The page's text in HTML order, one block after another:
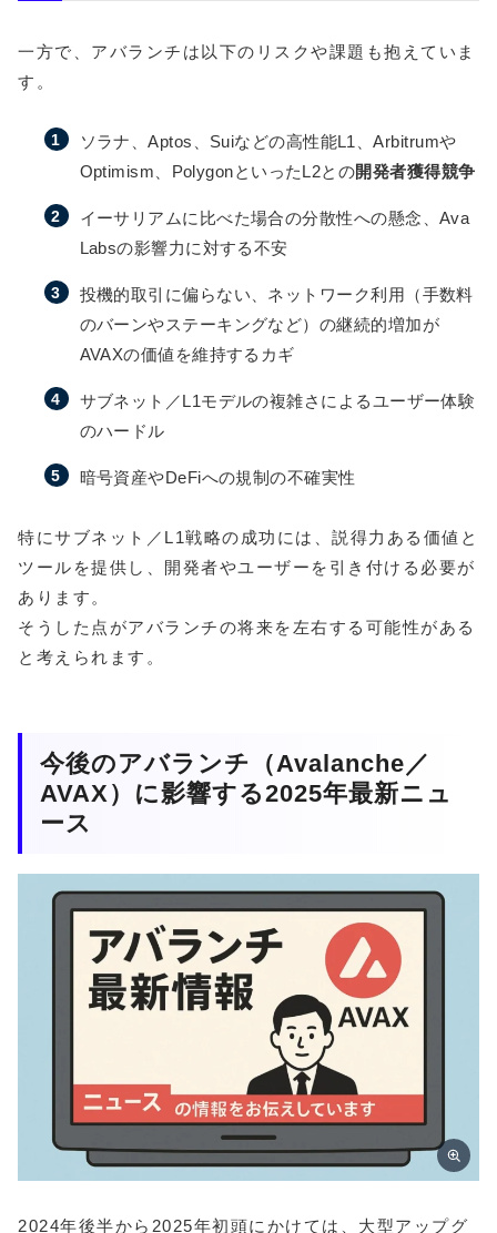
一方で、アバランチは以下のリスクや課題も抱えていま
す。
ソラナ、Aptos、Suiなどの高性能L1、Arbitrumや
Optimism、PolygonといったL2との開発者獲得競争
イーサリアムに比べた場合の分散性への懸念、Ava
Labsの影響力に対する不安
投機的取引に偏らない、ネットワーク利用（手数料
のバーンやステーキングなど）の継続的増加が
AVAXの価値を維持するカギ
サブネット／L1モデルの複雑さによるユーザー体験
のハードル
暗号資産やDeFiへの規制の不確実性
特にサブネット／L1戦略の成功には、説得力ある価値と
ツールを提供し、開発者やユーザーを引き付ける必要が
あります。
そうした点がアバランチの将来を左右する可能性がある
と考えられます。
今後のアバランチ（Avalanche／
AVAX）に影響する2025年最新ニュ
ース
2024年後半から2025年初頭にかけては、大型アップグ